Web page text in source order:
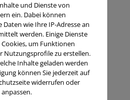
duftset Alles
und Dienste von
ein. Dabei können
wie Ihre IP-Adresse an
werden. Einige Dienste
um Funktionen
Nutzungsprofile zu erstellen.
Inhalte geladen werden
können Sie jederzeit auf
widerrufen oder
anpassen.